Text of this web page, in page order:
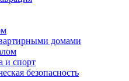
домами
и спорт
безопасность